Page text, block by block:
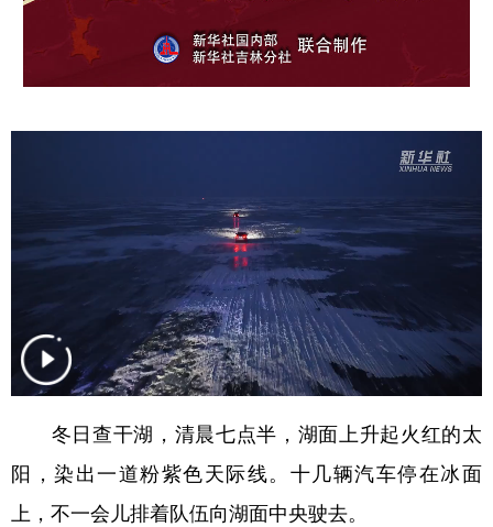
辽宁 吉林 上海
江西
山东 河南 湖北 湖南
重庆
贵州 云南 西藏
陕西 青海
内蒙古 黑龙江
多语种频道
English Español Français عربى
Русский язык 日本語 한국어
冬日查干湖，清晨七点半，湖面上升起火红的太
阳，染出一道粉紫色天际线。十几辆汽车停在冰面
上，不一会儿排着队伍向湖面中央驶去。